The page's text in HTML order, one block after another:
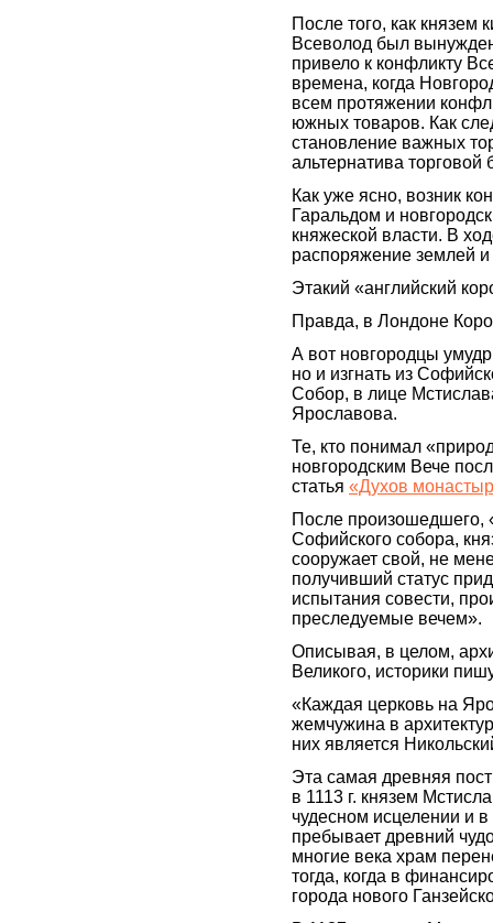
После того, как князем
Всеволод был
привело к конфликту
времена, когда
всем протяжении
южных товаров. Как
становление важных
альтернатива торговой
Как уже ясно, возник
Гаральдом и
княжеской власти. В
распоряжение землей
Этакий «английский
Правда, в Лондоне
А вот новгородцы
но и изгнать из
Собор, в лице
Ярославова.
Те, кто понимал
новгородским Вече
статья «Духов
После произошедшего,
Софийского собора,
сооружает свой, не
получивший статус
испытания совести,
преследуемые вечем».
Описывая, в целом,
Великого, историки
«Каждая церковь на
жемчужина в
них является
Эта самая древняя
в 1113 г. князем
чудесном исцелении и
пребывает древний
многие века храм
тогда, когда в
города нового